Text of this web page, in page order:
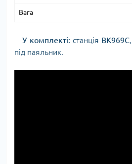
Вага
У комплекті: станція BK969C
під паяльник.